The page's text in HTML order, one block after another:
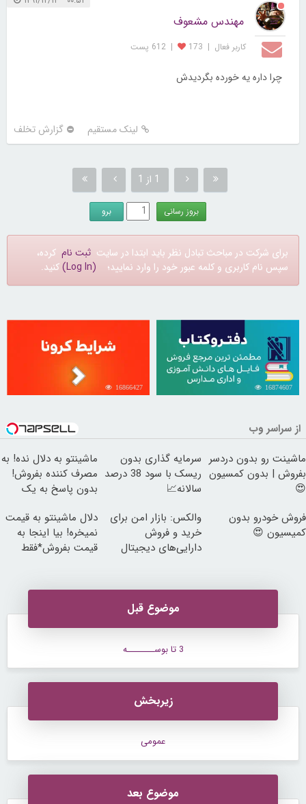
مهندس مشعوف
کاربر فعال |
173
| 612 پست
چرا داره یه خورده بگردیدش
لینک مستقیم گزارش تخلف
1 از 1
برای شرکت در مباحث تبادل نظر باید ابتدا در سایت ثبت نام کرده،
سپس نام کاربری و کلمه عبور خود را وارد نمایید؛ (Log In) کنید.
16874607
16866427
از سراسر وب
ماشینت رو بدون دردسر
بفروش | بدون کمسیون
😍
سرمایه گذاری بدون
ریسک با سود 38 درصد
سالانه📈
ماشینتو به دلال نده! به
مصرف کننده بفروش!
بدون پاسخ به یک
فروش خودرو بدون
کمیسیون 😍
والکس: بازار امن برای
خرید و فروش
دارایی‌های دیجیتال
دلال ماشینتو به قیمت
نمیخره! بیا اینجا به
قیمت بفروش*فقط
موضوع قبل
3 تا بوســــــــه
زیربخش
عمومی
موضوع بعد